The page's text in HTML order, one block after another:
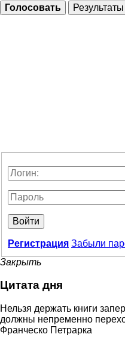
Голосовать
Войти
Регистрация Забыли
Закрыть
Цитата дня
Нельзя держать книги
должны непременно
Франческо Петрарка